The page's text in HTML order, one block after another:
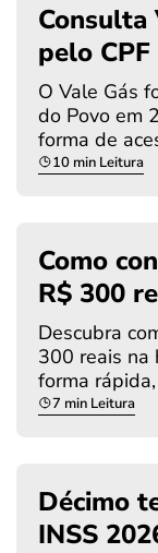
Consulta
pelo
O Vale Gás
do Povo em
forma de
10 min Leitura
Como
R$ 300
Descubra
300 reais na
forma
7 min Leitura
Décimo
INSS